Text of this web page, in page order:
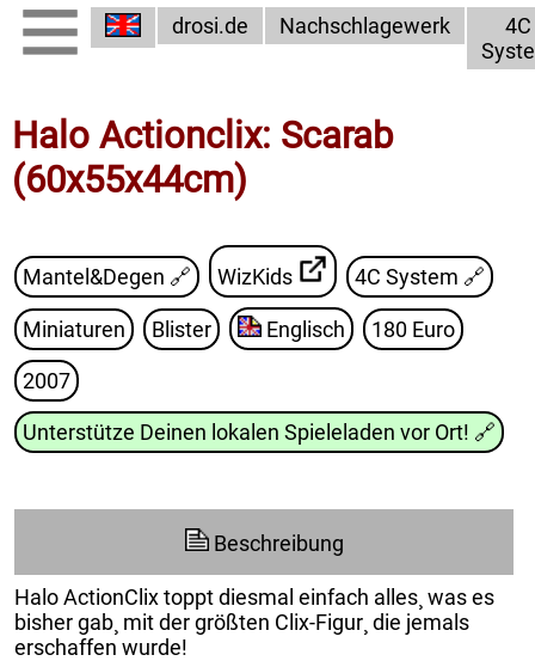
drosi.de Nachschlagewerk
4C
Halo Actionclix: Scarab
(60x55x44cm)
Mantel&Degen 🔗 WizKids 4C System 🔗
Miniaturen Blister Englisch 180 Euro
2007
Unterstütze Deinen lokalen Spieleladen vor Ort! 🔗
Beschreibung
Halo ActionClix toppt diesmal einfach alles¸ was es
bisher gab¸ mit der größten Clix-Figur¸ die jemals
erschaffen wurde!